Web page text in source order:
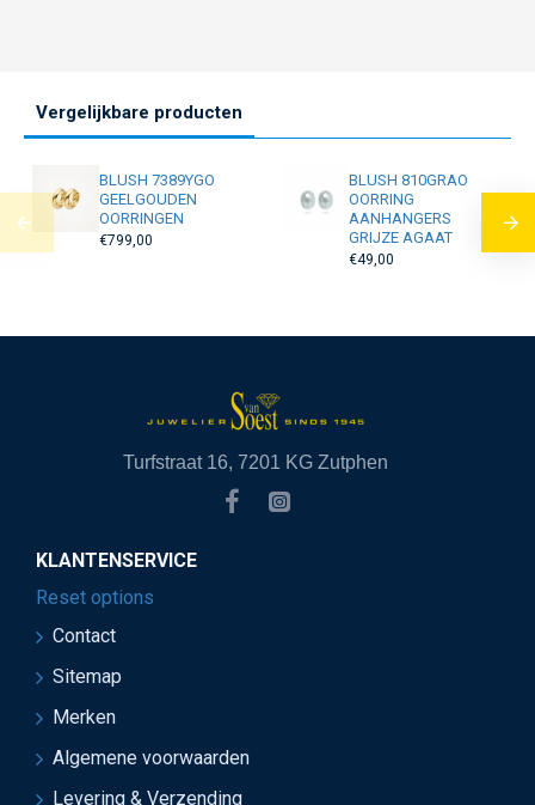
Vergelijkbare producten
BLUSH 7389YGO
GEELGOUDEN
OORRINGEN
€799,00
BLUSH 810GRAO
OORRING
AANHANGERS
GRIJZE AGAAT
€49,00
Turfstraat 16, 7201 KG Zutphen
KLANTENSERVICE
Reset options
Contact
Sitemap
Merken
Algemene voorwaarden
Levering & Verzending